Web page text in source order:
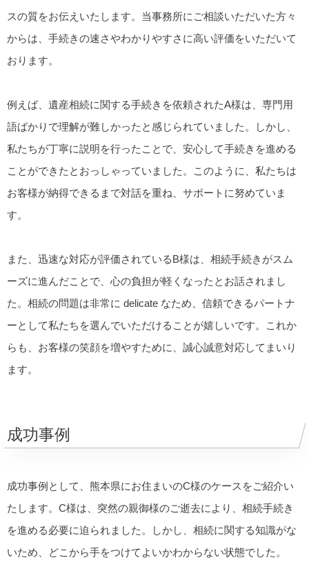
スの質をお伝えいたします。当事務所にご相談いただいた方々
からは、手続きの速さやわかりやすさに高い評価をいただいて
おります。
例えば、遺産相続に関する手続きを依頼されたA様は、専門用
語ばかりで理解が難しかったと感じられていました。しかし、
私たちが丁寧に説明を行ったことで、安心して手続きを進める
ことができたとおっしゃっていました。このように、私たちは
お客様が納得できるまで対話を重ね、サポートに努めていま
す。
また、迅速な対応が評価されているB様は、相続手続きがスム
ーズに進んだことで、心の負担が軽くなったとお話されまし
た。相続の問題は非常に delicate なため、信頼できるパートナ
ーとして私たちを選んでいただけることが嬉しいです。これか
らも、お客様の笑顔を増やすために、誠心誠意対応してまいり
ます。
成功事例
成功事例として、熊本県にお住まいのC様のケースをご紹介い
たします。C様は、突然の親御様のご逝去により、相続手続き
を進める必要に迫られました。しかし、相続に関する知識がな
いため、どこから手をつけてよいかわからない状態でした。